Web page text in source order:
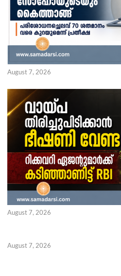
August 7, 2026
August 7, 2026
August 7, 2026